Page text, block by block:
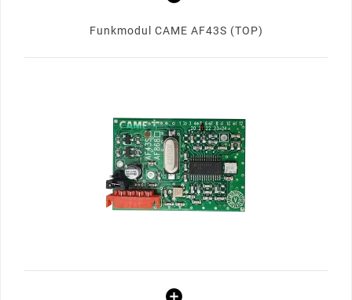
Funkmodul CAME AF43S (TOP)